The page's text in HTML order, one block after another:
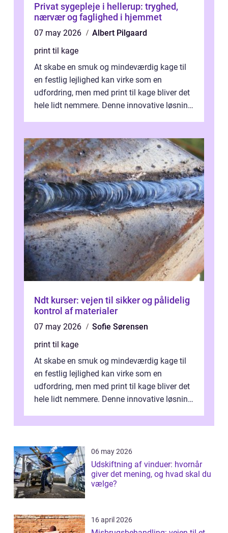
Privat sygepleje i hellerup: tryghed,
nærvær og faglighed i hjemmet
07 may 2026
Albert Pilgaard
print til kage
At skabe en smuk og mindeværdig kage til
en festlig lejlighed kan virke som en
udfordring, men med print til kage bliver det
hele lidt nemmere. Denne innovative løsning
Ndt kurser: vejen til sikker og pålidelig
kontrol af materialer
07 may 2026
Sofie Sørensen
print til kage
At skabe en smuk og mindeværdig kage til
en festlig lejlighed kan virke som en
udfordring, men med print til kage bliver det
hele lidt nemmere. Denne innovative løsning
06 may 2026
Udskiftning af vinduer: hvornår
giver det mening, og hvad skal du
vælge?
16 april 2026